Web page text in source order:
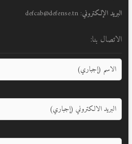
البريد الإلكتروني: defcab@defense.tn
الاتصال بنا: